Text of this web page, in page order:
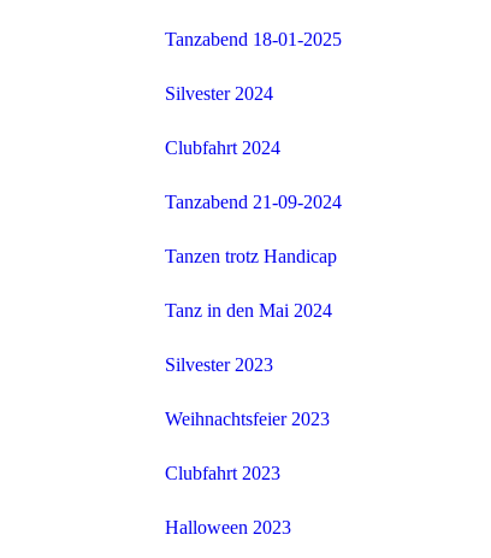
Tanzabend 18-01-2025
Silvester 2024
Clubfahrt 2024
Tanzabend 21-09-2024
Tanzen trotz Handicap
Tanz in den Mai 2024
Silvester 2023
Weihnachtsfeier 2023
Clubfahrt 2023
Halloween 2023